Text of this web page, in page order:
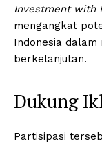
Investment with
mengangkat
Indonesia dalam
berkelanjutan.
Dukung
Partisipasi